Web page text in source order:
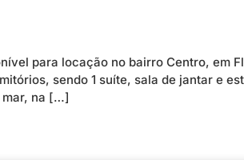
para locação no bairro Centro, em
sendo 1 suíte, sala de jantar e
mar, na […]